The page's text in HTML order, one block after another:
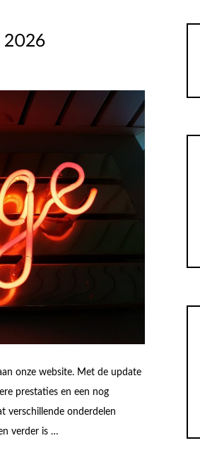
2026
onze website. Met de update
prestaties en een nog
verschillende onderdelen
verder is …